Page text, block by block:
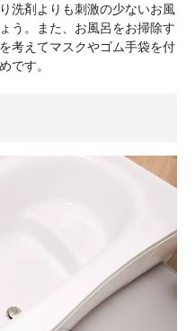
洗剤よりも刺激の少ないお風
う。また、お風呂をお掃除す
考えてマスクやゴム手袋を付
です。